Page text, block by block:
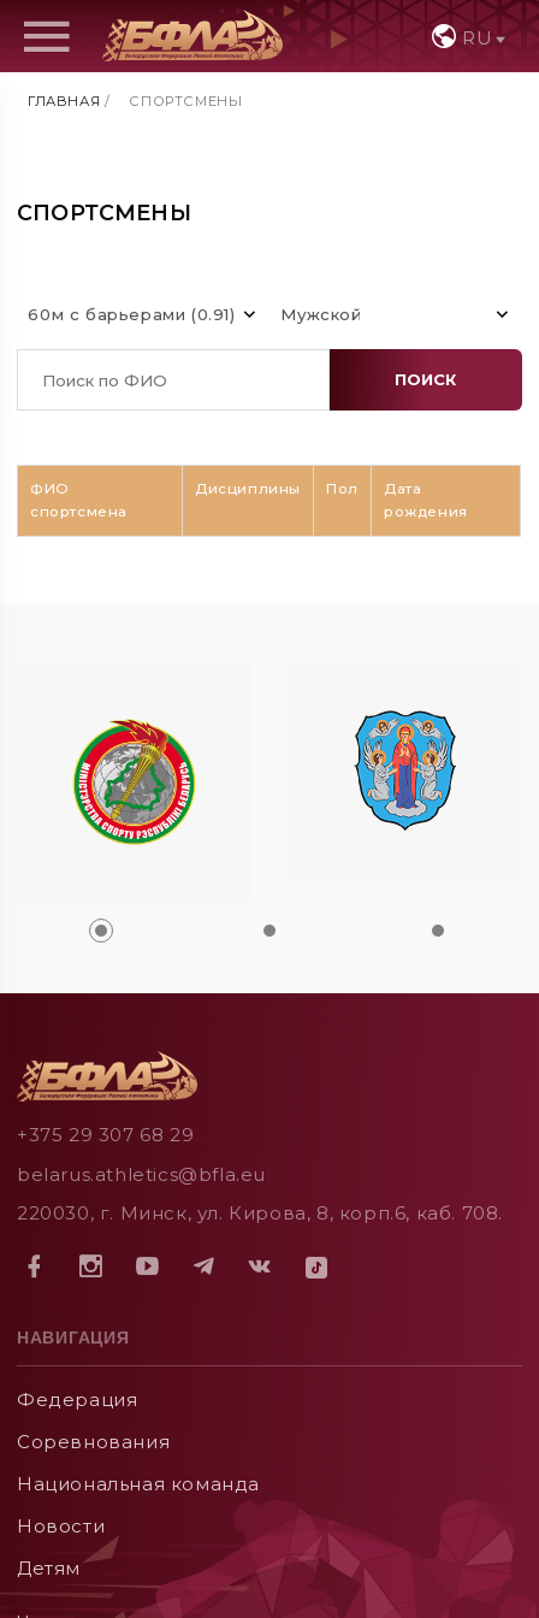
RU
ГЛАВНАЯ / СПОРТСМЕНЫ
СПОРТСМЕНЫ
60м с барьерами (0.91) Мужской
ПОИСК
ФИО
спортсмена
Дисциплины Пол
Дата
рождения
+375 29 307 68 29
belarus.athletics@bfla.eu
220030, г. Минск, ул. Кирова, 8, корп.6, каб. 708.
НАВИГАЦИЯ
Федерация
Соревнования
Национальная команда
Новости
Детям